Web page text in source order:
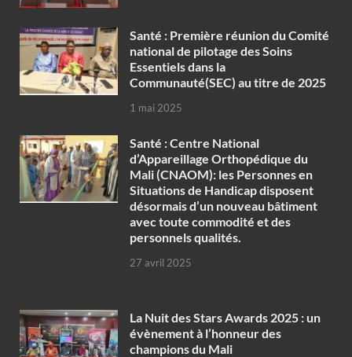
Santé : Première réunion du Comité
national de pilotage des Soins
Essentiels dans la
Communauté(SEC) au titre de 2025
1 mai 2025
Santé : Centre National
d’Appareillage Orthopédique du
Mali (CNAOM): les Personnes en
Situations de Handicap disposent
désormais d’un nouveau bâtiment
avec toute commodité et des
personnels qualités.
27 avril 2025
‎La Nuit des Stars Awards 2025 : un
évènement à l’honneur des
champions du Mali